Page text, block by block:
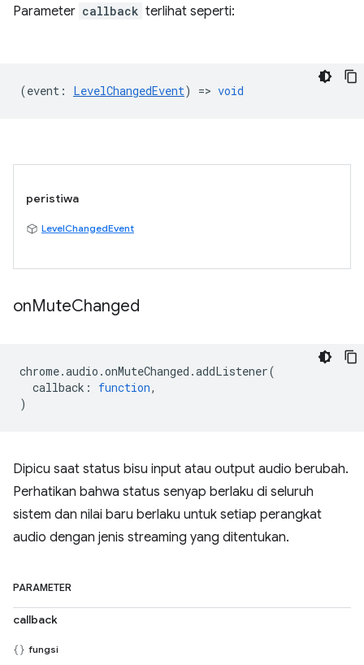
Parameter callback terlihat seperti:
(event : LevelChangedEvent) => void
peristiwa
LevelChangedEvent
onMuteChanged
chrome.audio .onMuteChanged .addListener(
callback : function,
)
Dipicu saat status bisu input atau output audio berubah.
Perhatikan bahwa status senyap berlaku di seluruh
sistem dan nilai baru berlaku untuk setiap perangkat
audio dengan jenis streaming yang ditentukan.
PARAMETER
callback
fungsi